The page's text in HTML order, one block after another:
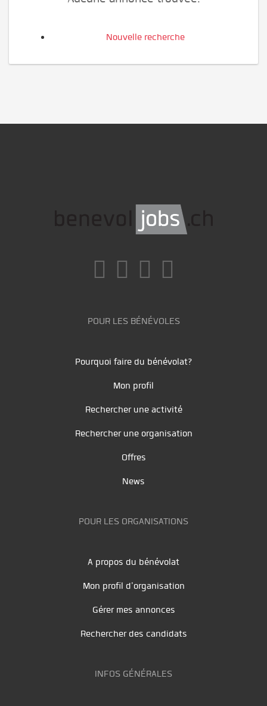
Nouvelle recherche
POUR LES BÉNÉVOLES
Pourquoi faire du bénévolat?
Mon profil
Rechercher une activité
Rechercher une organisation
Offres
News
POUR LES ORGANISATIONS
A propos du bénévolat
Mon profil d'organisation
Gérer mes annonces
Rechercher des candidats
INFOS GÉNÉRALES